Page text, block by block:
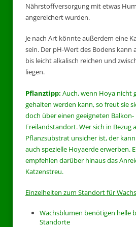
Nährstoffversorgung mit etwas
angereichert wurden.
Je nach Art könnte außerdem eine
sein. Der pH-Wert des Bodens kann
bis leicht alkalisch reichen und
liegen.
Pflanztipp: Auch, wenn Hoya nicht
gehalten werden kann, so freut sie
doch über einen geeigneten Balkon-
Freilandstandort. Wer sich in Bezug
Pflanzsubstrat unsicher ist, der
auch spezielle Hoyaerde erwerben.
empfehlen darüber hinaus das
Katzenstreu.
Einzelheiten zum Standort für
Wachsblumen benötigen helle
Standorte